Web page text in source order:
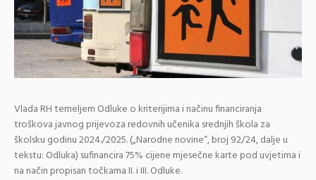
Vlada RH temeljem Odluke o kriterijima i načinu financiranja
troškova javnog prijevoza redovnih učenika srednjih škola za
školsku godinu 2024./2025. („Narodne novine“, broj 92/24, dalje u
tekstu: Odluka) sufinancira 75% cijene mjesečne karte pod uvjetima i
na način propisan točkama II. i III. Odluke.